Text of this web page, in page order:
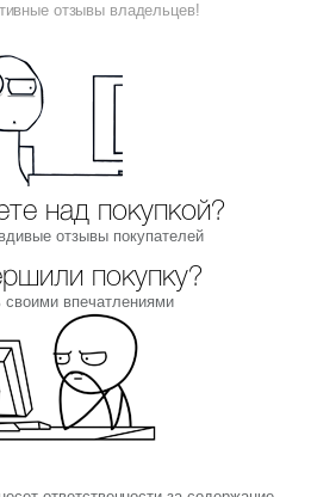
отзывы владельцев!
над покупкой?
отзывы покупателей
покупку?
своими впечатлениями